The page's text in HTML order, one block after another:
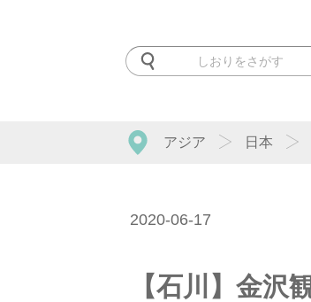
アジア 日本
2020-06-17
【石川】金沢